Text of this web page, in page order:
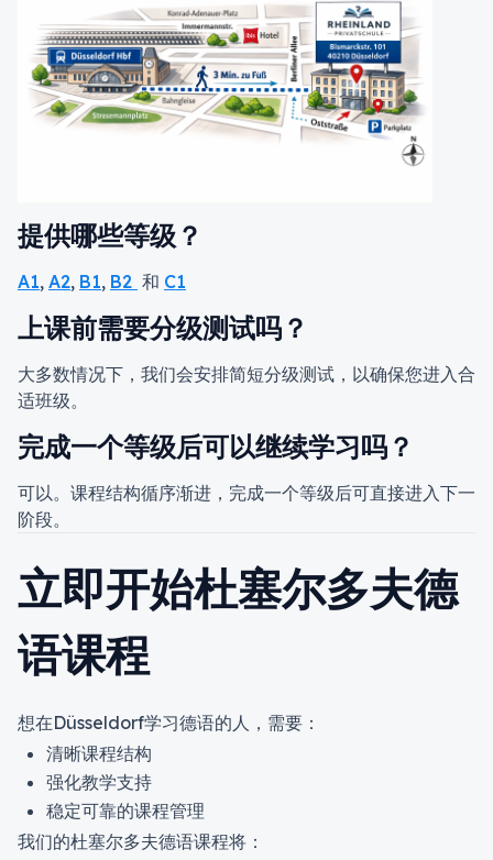
提供哪些等级？
A1, A2, B1, B2 和 C1
上课前需要分级测试吗？
大多数情况下，我们会安排简短分级测试，以确保您进入合
适班级。
完成一个等级后可以继续学习吗？
可以。课程结构循序渐进，完成一个等级后可直接进入下一
阶段。
立即开始杜塞尔多夫德
语课程
想在Düsseldorf学习德语的人，需要：
清晰课程结构
强化教学支持
稳定可靠的课程管理
我们的杜塞尔多夫德语课程将：